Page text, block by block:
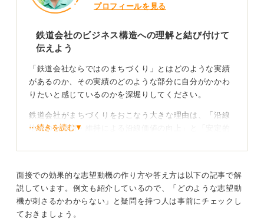
よ。自信を持って伝えてくださいね。
0
プロフィールを見る
鉄道会社のビジネス構造への理解と結び付けて
伝えよう
「鉄道会社ならではのまちづくり」とはどのような実績
があるのか、その実績のどのような部分に自分がかかわ
りたいと感じているのかを深堀りしてください。
鉄道会社がまちづくりをおこなう大きな理由は、「沿線
地域の人口増・維持による沿線価値の向上」と「安定的
ビジネスの根幹を理解しているかを見ていると考えてく
自分が提案したいアイディアと地域に生まれる利益
を語ろう
⋯続きを読む▼
面接での効果的な志望動機の作り方や答え方は以下の記事で解
説しています。例文も紹介しているので、「どのような志望動
機が刺さるかわからない」と疑問を持つ人は事前にチェックし
ておきましょう。